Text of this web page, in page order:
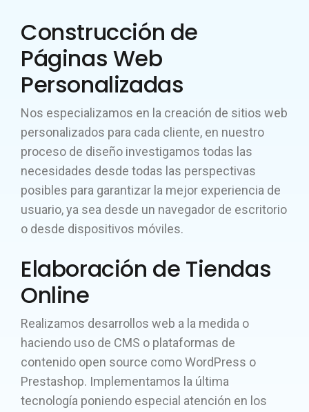
Construcción de
Páginas Web
Personalizadas
Nos especializamos en la creación de sitios web
personalizados para cada cliente, en nuestro
proceso de diseño investigamos todas las
necesidades desde todas las perspectivas
posibles para garantizar la mejor experiencia de
usuario, ya sea desde un navegador de escritorio
o desde dispositivos móviles.
Elaboración de Tiendas
Online
Realizamos desarrollos web a la medida o
haciendo uso de CMS o plataformas de
contenido open source como WordPress o
Prestashop. Implementamos la última
tecnología poniendo especial atención en los